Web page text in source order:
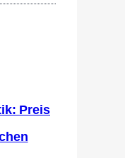
Preis